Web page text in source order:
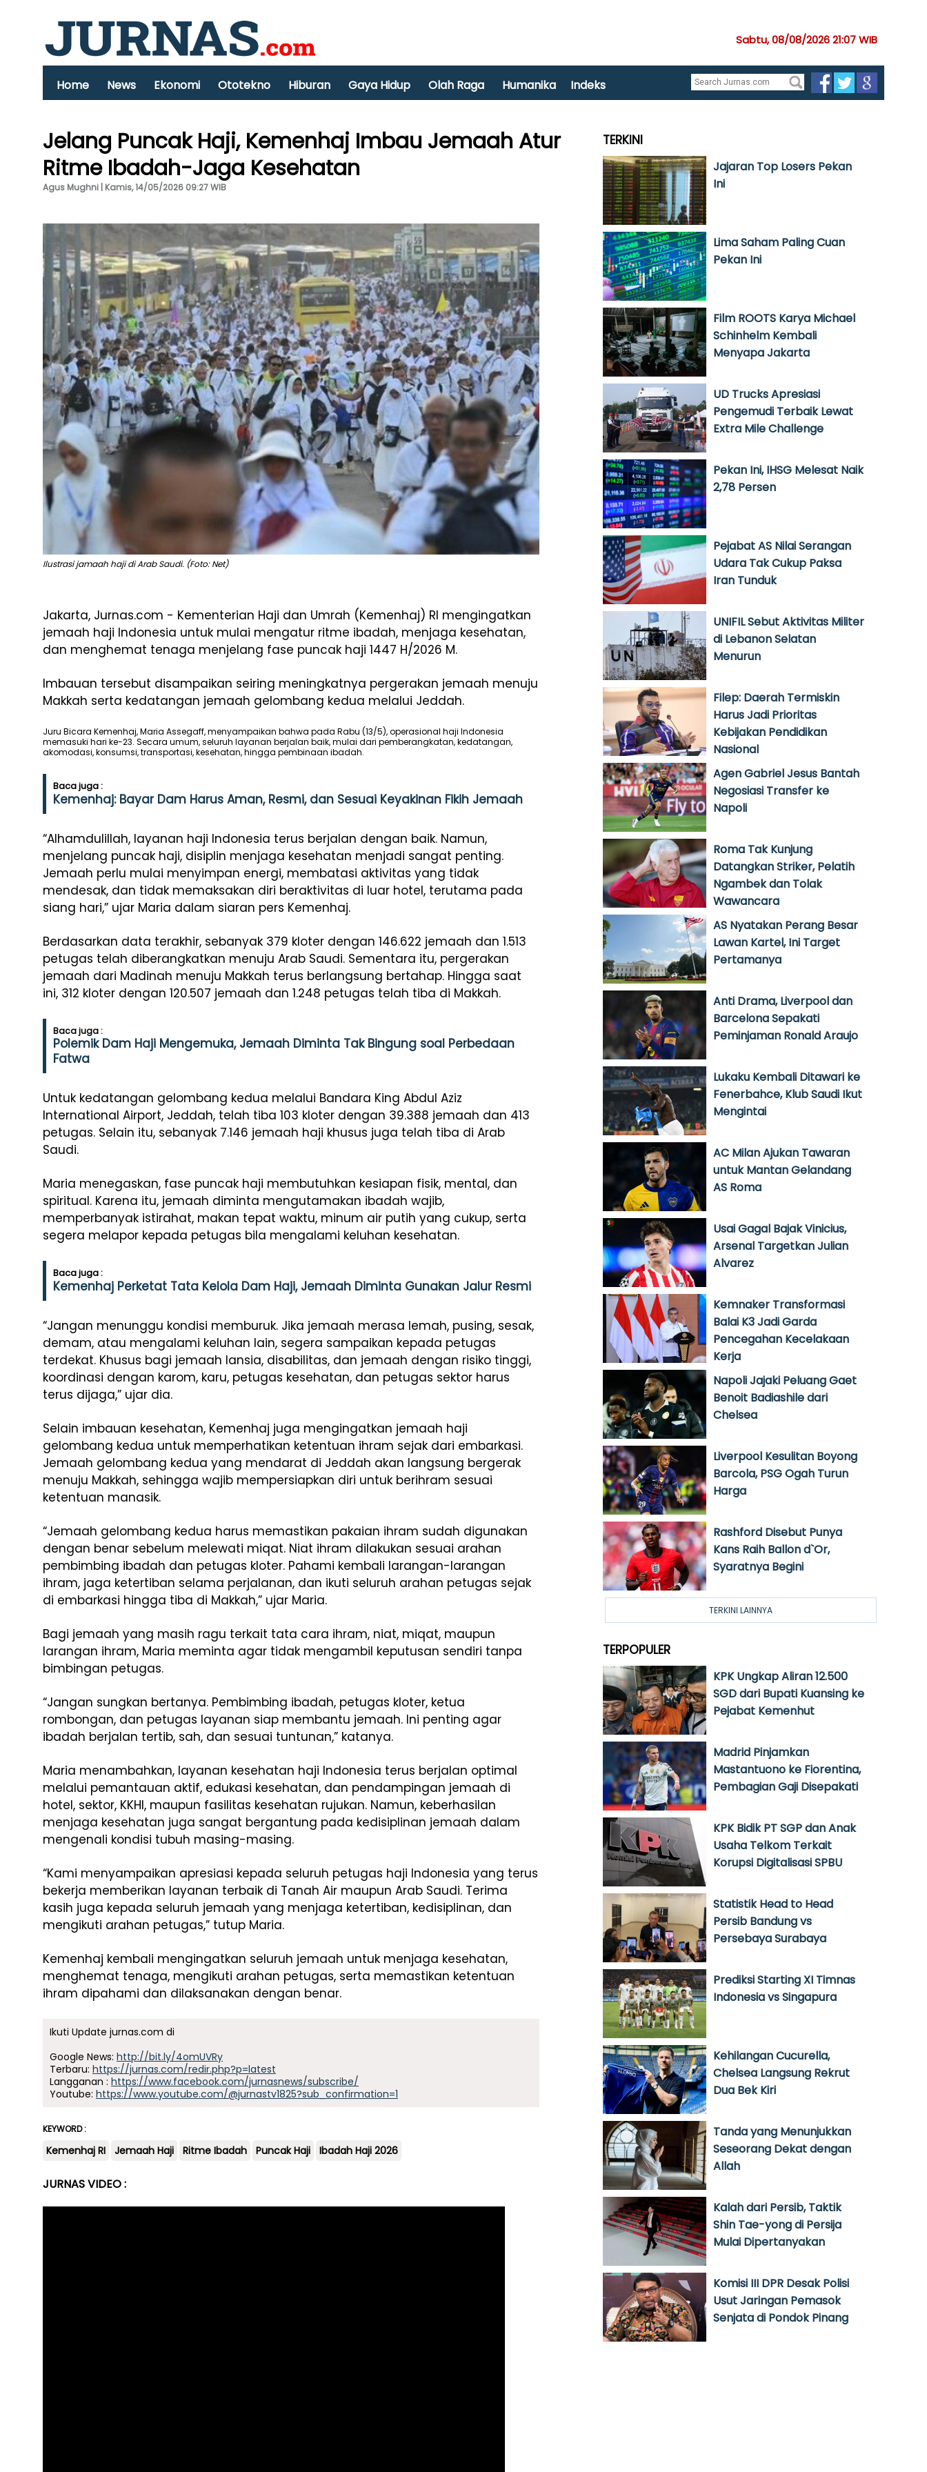
Sabtu, 08/08/2026 21:07 WIB
Home News Ekonomi Ototekno Hiburan Gaya Hidup Olah Raga Humanika Indeks
Jelang Puncak Haji, Kemenhaj Imbau Jemaah Atur
Ritme Ibadah-Jaga Kesehatan
Agus Mughni | Kamis, 14/05/2026 09:27 WIB
Ilustrasi jamaah haji di Arab Saudi. (Foto: Net)
Jakarta, Jurnas.com - Kementerian Haji dan Umrah (Kemenhaj) RI mengingatkan
jemaah haji Indonesia untuk mulai mengatur ritme ibadah, menjaga kesehatan,
dan menghemat tenaga menjelang fase puncak haji 1447 H/2026 M.
Imbauan tersebut disampaikan seiring meningkatnya pergerakan jemaah menuju
Makkah serta kedatangan jemaah gelombang kedua melalui Jeddah.
Juru Bicara Kemenhaj, Maria Assegaff, menyampaikan bahwa pada Rabu (13/5), operasional haji Indonesia
memasuki hari ke-23. Secara umum, seluruh layanan berjalan baik, mulai dari pemberangkatan, kedatangan,
akomodasi, konsumsi, transportasi, kesehatan, hingga pembinaan ibadah.
Baca juga :
Kemenhaj: Bayar Dam Harus Aman, Resmi, dan Sesuai Keyakinan Fikih Jemaah
“Alhamdulillah, layanan haji Indonesia terus berjalan dengan baik. Namun,
menjelang puncak haji, disiplin menjaga kesehatan menjadi sangat penting.
Jemaah perlu mulai menyimpan energi, membatasi aktivitas yang tidak
mendesak, dan tidak memaksakan diri beraktivitas di luar hotel, terutama pada
siang hari,” ujar Maria dalam siaran pers Kemenhaj.
Berdasarkan data terakhir, sebanyak 379 kloter dengan 146.622 jemaah dan 1.513
petugas telah diberangkatkan menuju Arab Saudi. Sementara itu, pergerakan
jemaah dari Madinah menuju Makkah terus berlangsung bertahap. Hingga saat
ini, 312 kloter dengan 120.507 jemaah dan 1.248 petugas telah tiba di Makkah.
Baca juga :
Polemik Dam Haji Mengemuka, Jemaah Diminta Tak Bingung soal Perbedaan
Fatwa
Untuk kedatangan gelombang kedua melalui Bandara King Abdul Aziz
International Airport, Jeddah, telah tiba 103 kloter dengan 39.388 jemaah dan 413
petugas. Selain itu, sebanyak 7.146 jemaah haji khusus juga telah tiba di Arab
Saudi.
Maria menegaskan, fase puncak haji membutuhkan kesiapan fisik, mental, dan
spiritual. Karena itu, jemaah diminta mengutamakan ibadah wajib,
memperbanyak istirahat, makan tepat waktu, minum air putih yang cukup, serta
segera melapor kepada petugas bila mengalami keluhan kesehatan.
Baca juga :
Kemenhaj Perketat Tata Kelola Dam Haji, Jemaah Diminta Gunakan Jalur Resmi
“Jangan menunggu kondisi memburuk. Jika jemaah merasa lemah, pusing, sesak,
demam, atau mengalami keluhan lain, segera sampaikan kepada petugas
terdekat. Khusus bagi jemaah lansia, disabilitas, dan jemaah dengan risiko tinggi,
koordinasi dengan karom, karu, petugas kesehatan, dan petugas sektor harus
terus dijaga,” ujar dia.
Selain imbauan kesehatan, Kemenhaj juga mengingatkan jemaah haji
gelombang kedua untuk memperhatikan ketentuan ihram sejak dari embarkasi.
Jemaah gelombang kedua yang mendarat di Jeddah akan langsung bergerak
menuju Makkah, sehingga wajib mempersiapkan diri untuk berihram sesuai
ketentuan manasik.
“Jemaah gelombang kedua harus memastikan pakaian ihram sudah digunakan
dengan benar sebelum melewati miqat. Niat ihram dilakukan sesuai arahan
pembimbing ibadah dan petugas kloter. Pahami kembali larangan-larangan
ihram, jaga ketertiban selama perjalanan, dan ikuti seluruh arahan petugas sejak
di embarkasi hingga tiba di Makkah,” ujar Maria.
Bagi jemaah yang masih ragu terkait tata cara ihram, niat, miqat, maupun
larangan ihram, Maria meminta agar tidak mengambil keputusan sendiri tanpa
bimbingan petugas.
“Jangan sungkan bertanya. Pembimbing ibadah, petugas kloter, ketua
rombongan, dan petugas layanan siap membantu jemaah. Ini penting agar
ibadah berjalan tertib, sah, dan sesuai tuntunan,” katanya.
Maria menambahkan, layanan kesehatan haji Indonesia terus berjalan optimal
melalui pemantauan aktif, edukasi kesehatan, dan pendampingan jemaah di
hotel, sektor, KKHI, maupun fasilitas kesehatan rujukan. Namun, keberhasilan
menjaga kesehatan juga sangat bergantung pada kedisiplinan jemaah dalam
mengenali kondisi tubuh masing-masing.
“Kami menyampaikan apresiasi kepada seluruh petugas haji Indonesia yang terus
bekerja memberikan layanan terbaik di Tanah Air maupun Arab Saudi. Terima
kasih juga kepada seluruh jemaah yang menjaga ketertiban, kedisiplinan, dan
mengikuti arahan petugas,” tutup Maria.
Kemenhaj kembali mengingatkan seluruh jemaah untuk menjaga kesehatan,
menghemat tenaga, mengikuti arahan petugas, serta memastikan ketentuan
ihram dipahami dan dilaksanakan dengan benar.
Ikuti Update jurnas.com di
Google News: http://bit.ly/4omUVRy
Terbaru: https://jurnas.com/redir.php?p=latest
Langganan : https://www.facebook.com/jurnasnews/subscribe/
Youtube: https://www.youtube.com/@jurnastv1825?sub_confirmation=1
KEYWORD :
Kemenhaj RI Jemaah Haji Ritme Ibadah Puncak Haji Ibadah Haji 2026
JURNAS VIDEO :
TERKINI
Jajaran Top Losers Pekan
Ini
Lima Saham Paling Cuan
Pekan Ini
Film ROOTS Karya Michael
Schinhelm Kembali
Menyapa Jakarta
UD Trucks Apresiasi
Pengemudi Terbaik Lewat
Extra Mile Challenge
Pekan Ini, IHSG Melesat Naik
2,78 Persen
Pejabat AS Nilai Serangan
Udara Tak Cukup Paksa
Iran Tunduk
UNIFIL Sebut Aktivitas Militer
di Lebanon Selatan
Menurun
Filep: Daerah Termiskin
Harus Jadi Prioritas
Kebijakan Pendidikan
Nasional
Agen Gabriel Jesus Bantah
Negosiasi Transfer ke
Napoli
Roma Tak Kunjung
Datangkan Striker, Pelatih
Ngambek dan Tolak
Wawancara
AS Nyatakan Perang Besar
Lawan Kartel, Ini Target
Pertamanya
Anti Drama, Liverpool dan
Barcelona Sepakati
Peminjaman Ronald Araujo
Lukaku Kembali Ditawari ke
Fenerbahce, Klub Saudi Ikut
Mengintai
AC Milan Ajukan Tawaran
untuk Mantan Gelandang
AS Roma
Usai Gagal Bajak Vinicius,
Arsenal Targetkan Julian
Alvarez
Kemnaker Transformasi
Balai K3 Jadi Garda
Pencegahan Kecelakaan
Kerja
Napoli Jajaki Peluang Gaet
Benoit Badiashile dari
Chelsea
Liverpool Kesulitan Boyong
Barcola, PSG Ogah Turun
Harga
Rashford Disebut Punya
Kans Raih Ballon d`Or,
Syaratnya Begini
TERKINI LAINNYA
TERPOPULER
KPK Ungkap Aliran 12.500
SGD dari Bupati Kuansing ke
Pejabat Kemenhut
Madrid Pinjamkan
Mastantuono ke Fiorentina,
Pembagian Gaji Disepakati
KPK Bidik PT SGP dan Anak
Usaha Telkom Terkait
Korupsi Digitalisasi SPBU
Statistik Head to Head
Persib Bandung vs
Persebaya Surabaya
Prediksi Starting XI Timnas
Indonesia vs Singapura
Kehilangan Cucurella,
Chelsea Langsung Rekrut
Dua Bek Kiri
Tanda yang Menunjukkan
Seseorang Dekat dengan
Allah
Kalah dari Persib, Taktik
Shin Tae-yong di Persija
Mulai Dipertanyakan
Komisi III DPR Desak Polisi
Usut Jaringan Pemasok
Senjata di Pondok Pinang